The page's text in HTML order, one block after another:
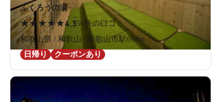
ふくろうの湯
★★ ★★★4.356件の口コミ
和歌山県 / 和歌山 / 和歌山市駅694m
日帰り
クーポンあり